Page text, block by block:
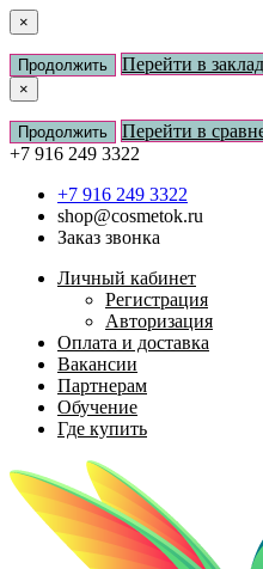
×
Продолжить Перейти в
×
Продолжить
Перейти в
+7 916 249 3322
+7 916 249 3322
shop@cosmetok.ru
Заказ звонка
Личный кабинет
Регистрация
Авторизация
Оплата и доставка
Вакансии
Партнерам
Обучение
Где купить